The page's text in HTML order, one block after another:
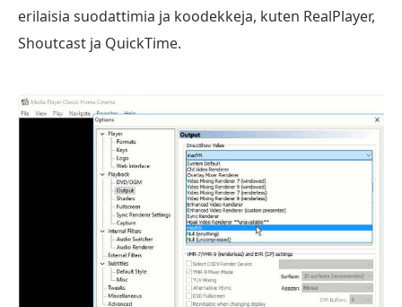
erilaisia suodattimia ja koodekkeja, kuten RealPlayer,
Shoutcast ja QuickTime.